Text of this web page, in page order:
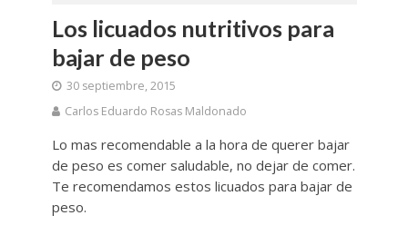
Los licuados nutritivos para
bajar de peso
30 septiembre, 2015
Carlos Eduardo Rosas Maldonado
Lo mas recomendable a la hora de querer bajar
de peso es comer saludable, no dejar de comer.
Te recomendamos estos licuados para bajar de
peso.